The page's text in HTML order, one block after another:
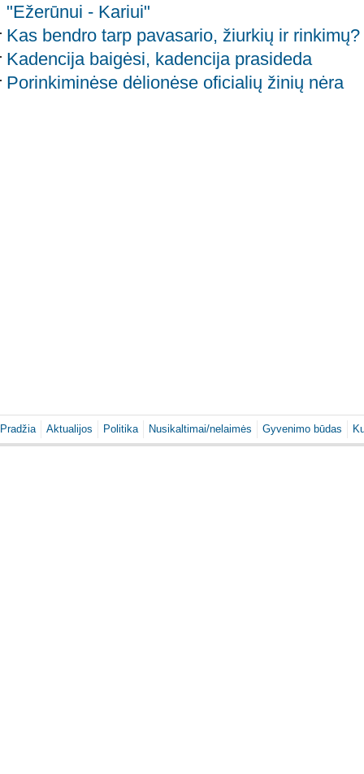
"Ežerūnui - Kariui"
Kas bendro tarp pavasario, žiurkių ir
Kadencija baigėsi, kadencija prasideda
Porinkiminėse dėlionėse oficialių žinių nėra
Pradžia Aktualijos Politika Nusikaltimai/nelaimės Gyvenimo būdas